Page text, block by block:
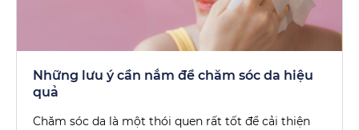
Những lưu ý cần nắm để chăm sóc da hiệu
quả
Chăm sóc da là một thói quen rất tốt để cải thiện